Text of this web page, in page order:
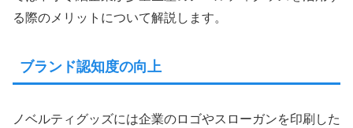
る際のメリットについて解説します。
ブランド認知度の向上
ノベルティグッズには企業のロゴやスローガンを印刷した